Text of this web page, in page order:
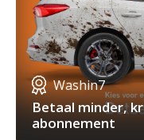
Washin7
Betaal minder,
abonnement